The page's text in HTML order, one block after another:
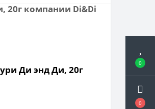
0
0
20г компании Di&Di
Ди энд Ди, 20г